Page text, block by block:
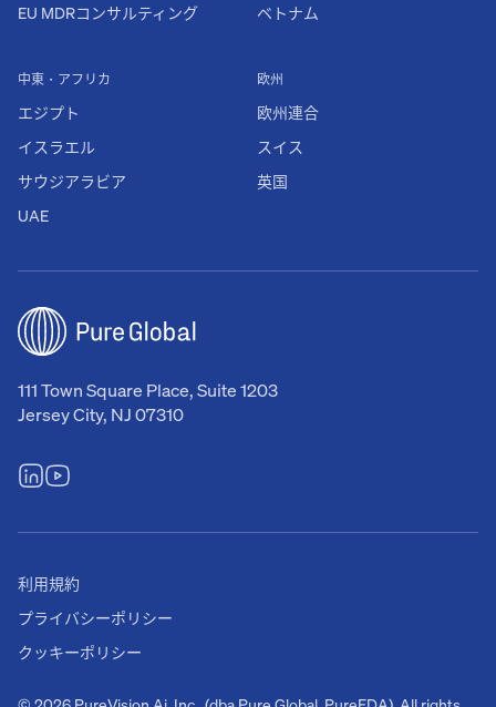
111 Town Square Place, Suite 1203
Jersey City, NJ 07310
EU MDRコンサルティング
欧州
欧州連合
スイス
英国
中東・アフリカ
エジプト
イスラエル
サウジアラビア
UAE
ベトナム
利用規約
プライバシーポリシー
クッキーポリシー